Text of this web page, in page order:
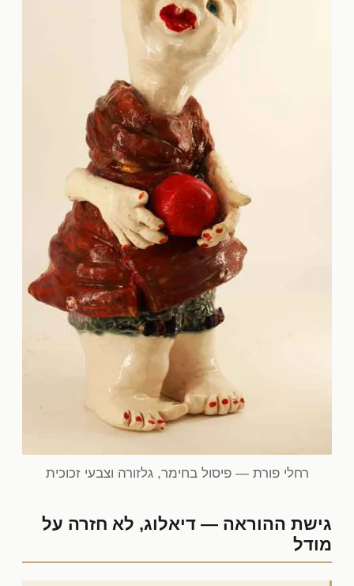
רחלי פורת — פיסול בחימר, גלזורה וצבעי זכוכית
גישת ההוראה — דיאלוג, לא חזרה על
מודל